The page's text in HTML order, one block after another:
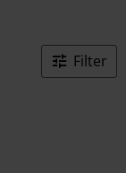
Filter